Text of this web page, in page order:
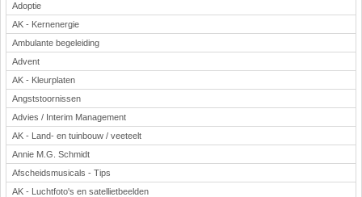
Adoptie
AK - Kernenergie
Ambulante begeleiding
Advent
AK - Kleurplaten
Angststoornissen
Advies / Interim Management
AK - Land- en tuinbouw / veeteelt
Annie M.G. Schmidt
Afscheidsmusicals - Tips
AK - Luchtfoto's en satellietbeelden